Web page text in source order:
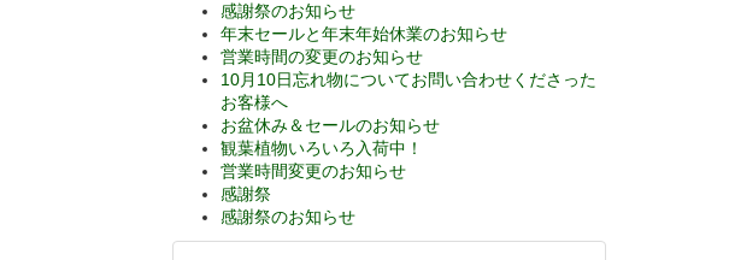
感謝祭のお知らせ
年末セールと年末年始休業のお知らせ
営業時間の変更のお知らせ
10月10日忘れ物についてお問い合わせくださった
お客様へ
お盆休み＆セールのお知らせ
観葉植物いろいろ入荷中！
営業時間変更のお知らせ
感謝祭
感謝祭のお知らせ